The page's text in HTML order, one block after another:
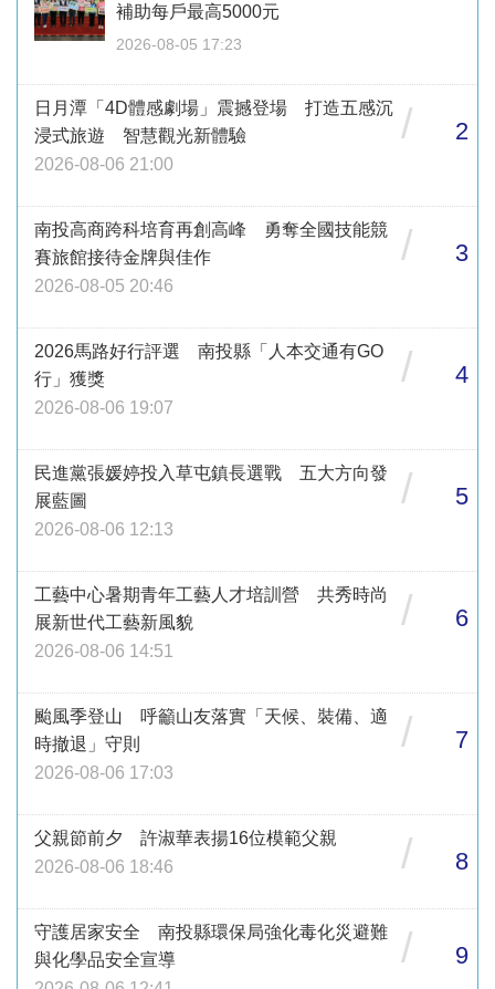
補助每戶最高5000元
2026-08-05 17:23
日月潭「4D體感劇場」震撼登場 打造五感沉
浸式旅遊 智慧觀光新體驗
2026-08-06 21:00
/ 2
南投高商跨科培育再創高峰 勇奪全國技能競
賽旅館接待金牌與佳作
2026-08-05 20:46
/ 3
2026馬路好行評選 南投縣「人本交通有GO
行」獲獎
2026-08-06 19:07
/ 4
民進黨張媛婷投入草屯鎮長選戰 五大方向發
展藍圖
2026-08-06 12:13
/ 5
工藝中心暑期青年工藝人才培訓營 共秀時尚
展新世代工藝新風貌
2026-08-06 14:51
/ 6
颱風季登山 呼籲山友落實「天候、裝備、適
時撤退」守則
2026-08-06 17:03
/ 7
父親節前夕 許淑華表揚16位模範父親
2026-08-06 18:46
/ 8
守護居家安全 南投縣環保局強化毒化災避難
與化學品安全宣導
/ 9